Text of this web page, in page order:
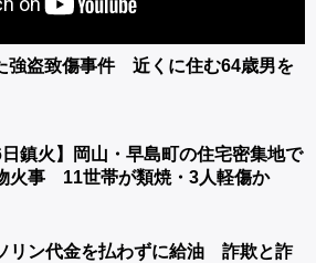
強盗致傷事件 近くに住む64歳男を
日鎮火】岡山・早島町の住宅密集地で
火事 11世帯が類焼・3人軽傷か
リン代金を払わずに給油 詐欺と詐